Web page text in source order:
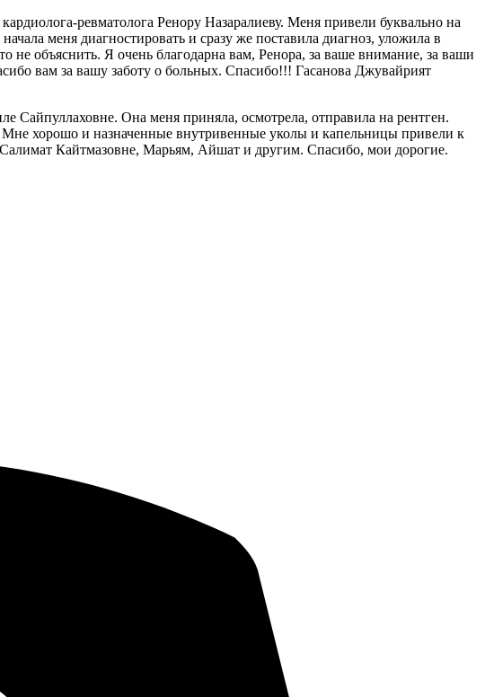
ревматолога Ренору Назаралиеву. Меня привели буквально на
меня диагностировать и сразу же поставила диагноз, уложила в
не объяснить. Я очень благодарна вам, Ренора, за ваше внимание, за ваши
вам за вашу заботу о больных. Спасибо!!! Гасанова Джувайрият
Сайпуллаховне. Она меня приняла, осмотрела, отправила на рентген.
Мне хорошо и назначенные внутривенные уколы и капельницы привели к
Кайтмазовне, Марьям, Айшат и другим. Спасибо, мои дорогие.